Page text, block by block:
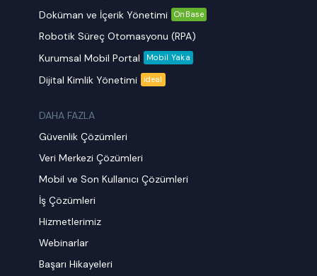
Doküman ve İçerik Yönetimi
OnBase
Robotik Süreç Otomasyonu (RPA)
Kurumsal Mobil Portal
Mobil Yaka
Dijital Kimlik Yönetimi ideal
DAHA FAZLA
Güvenlik Çözümleri
Veri Merkezi Çözümleri
Mobil ve Son Kullanıcı Çözümleri
İş Çözümleri
Hizmetlerimiz
Webinarlar
Başarı Hikayeleri